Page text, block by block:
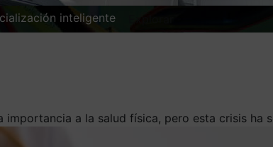
inteligente
importancia a la salud física, pero esta crisis